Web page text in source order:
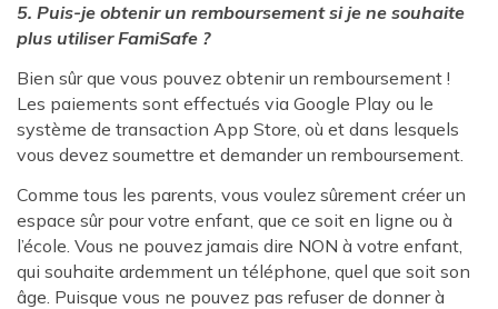
5. Puis-je obtenir un remboursement si je ne souhaite
plus utiliser FamiSafe ?
Bien sûr que vous pouvez obtenir un remboursement !
Les paiements sont effectués via Google Play ou le
système de transaction App Store, où et dans lesquels
vous devez soumettre et demander un remboursement.
Comme tous les parents, vous voulez sûrement créer un
espace sûr pour votre enfant, que ce soit en ligne ou à
l’école. Vous ne pouvez jamais dire NON à votre enfant,
qui souhaite ardemment un téléphone, quel que soit son
âge. Puisque vous ne pouvez pas refuser de donner à